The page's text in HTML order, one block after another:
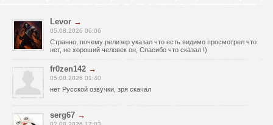
Levor →
05.08.2026 06:06
Странно, почему релизер указал что есть видимо просмотрел что
нет, не хороший человек он, Спасибо что сказал !)
fr0zen142 →
05.08.2026 01:40
нет Русской озвучки, зря скачал
serg67 →